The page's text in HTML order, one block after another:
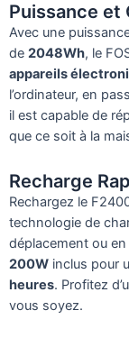
Puissance et
Avec une
de 2048Wh, le
appareils
l’ordinateur, en
il est capable de
que ce soit à la
Recharge
Rechargez le
technologie de
déplacement ou
200W inclus pour
heures. Profitez
vous soyez.